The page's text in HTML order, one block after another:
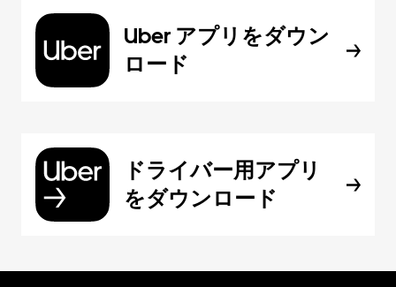
Uber アプリをダウン
ロード
ドライバー用アプリ
をダウンロード